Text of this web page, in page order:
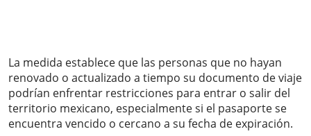
La medida establece que las personas que no hayan
renovado o actualizado a tiempo su documento de viaje
podrían enfrentar restricciones para entrar o salir del
territorio mexicano, especialmente si el pasaporte se
encuentra vencido o cercano a su fecha de expiración.